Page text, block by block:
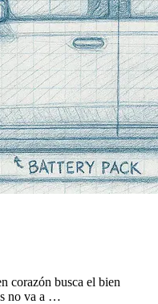
corazón busca el bien
no va a …